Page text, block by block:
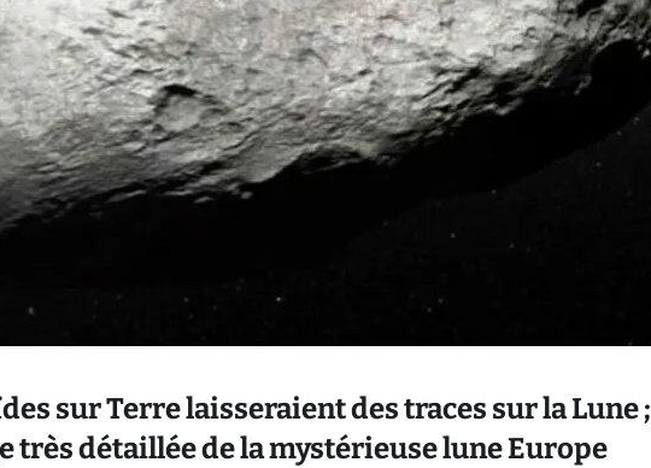
sur Terre laisseraient des traces sur la Lune ;
très détaillée de la mystérieuse lune Europe